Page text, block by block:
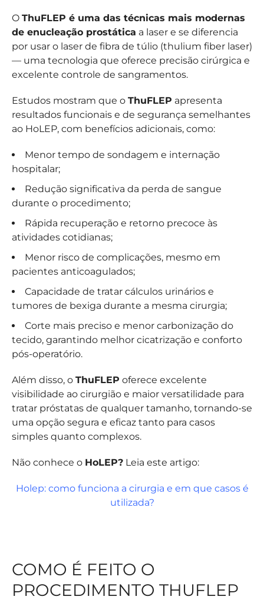
O ThuFLEP é uma das técnicas mais modernas
de enucleação prostática a laser e se diferencia
por usar o laser de fibra de túlio (thulium fiber laser)
— uma tecnologia que oferece precisão cirúrgica e
excelente controle de sangramentos.
Estudos mostram que o ThuFLEP apresenta
resultados funcionais e de segurança semelhantes
ao HoLEP, com benefícios adicionais, como:
Menor tempo de sondagem e internação
hospitalar;
Redução significativa da perda de sangue
durante o procedimento;
Rápida recuperação e retorno precoce às
atividades cotidianas;
Menor risco de complicações, mesmo em
pacientes anticoagulados;
Capacidade de tratar cálculos urinários e
tumores de bexiga durante a mesma cirurgia;
Corte mais preciso e menor carbonização do
tecido, garantindo melhor cicatrização e conforto
pós-operatório.
Além disso, o ThuFLEP oferece excelente
visibilidade ao cirurgião e maior versatilidade para
tratar próstatas de qualquer tamanho, tornando-se
uma opção segura e eficaz tanto para casos
simples quanto complexos.
Não conhece o HoLEP? Leia este artigo:
Holep: como funciona a cirurgia e em que casos é
utilizada?
COMO É FEITO O
PROCEDIMENTO THUFLEP